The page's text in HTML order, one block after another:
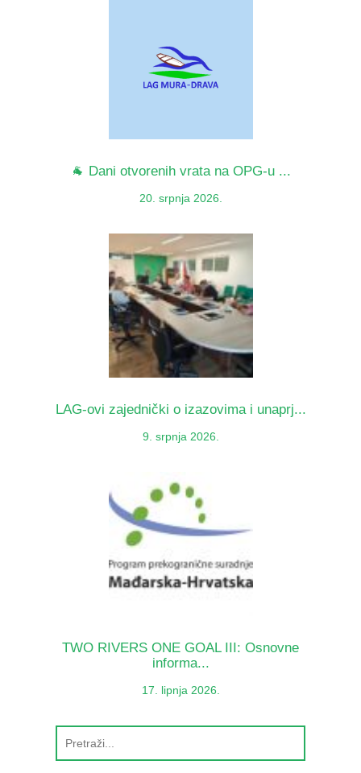
🐐 Dani otvorenih vrata na OPG-u ...
20. srpnja 2026.
LAG-ovi zajednički o izazovima i unaprj...
9. srpnja 2026.
TWO RIVERS ONE GOAL III: Osnovne
informa...
17. lipnja 2026.